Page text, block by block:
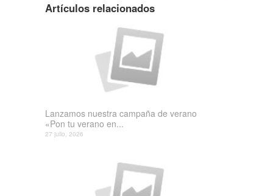
Artículos relacionados
Lanzamos nuestra campaña de verano
«Pon tu verano en...
27 julio, 2026